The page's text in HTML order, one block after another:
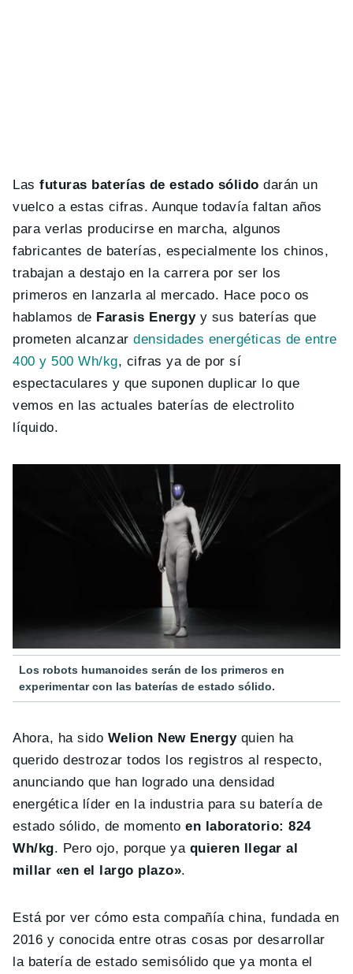
Lasfuturas baterías de estado sólido darán un
vuelco a estas cifras. Aunque todavía faltan años
para verlas producirse en marcha, algunos
fabricantes de baterías, especialmente los chinos,
trabajan a destajo en la carrera por ser los
primeros en lanzarla al mercado. Hace poco os
hablamos de Farasis Energyy sus baterías que
prometen alcanzardensidades energéticas de entre
400 y 500 Wh/kg, cifras ya de por sí
espectaculares y que suponen duplicar lo que
vemos en las actuales baterías de electrolito
líquido.
Los robots humanoides serán de los primeros en
experimentar con las baterías de estado sólido.
Ahora, ha sido Welion New Energyquien ha
querido destrozar todos los registros al respecto,
anunciando que han logrado una densidad
energética líder en la industria para su batería de
estado sólido, de momentoen laboratorio: 824
Wh/kg. Pero ojo, porque ya quieren llegar al
millar «en el largo plazo».
Está por ver cómo esta compañía china, fundada en
2016 y conocida entre otras cosas por desarrollar
la batería de estado semisólido que ya monta el